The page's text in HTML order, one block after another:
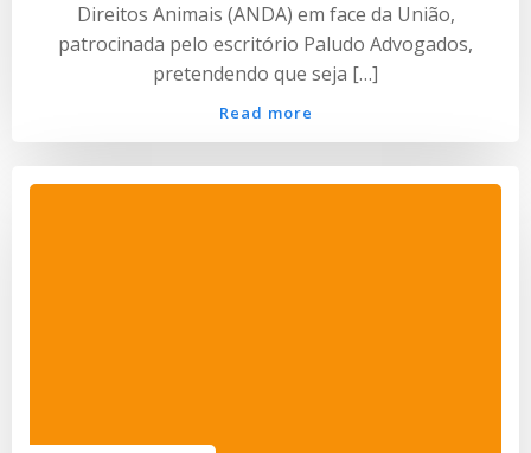
Direitos Animais (ANDA) em face da União,
patrocinada pelo escritório Paludo Advogados,
pretendendo que seja […]
Read more